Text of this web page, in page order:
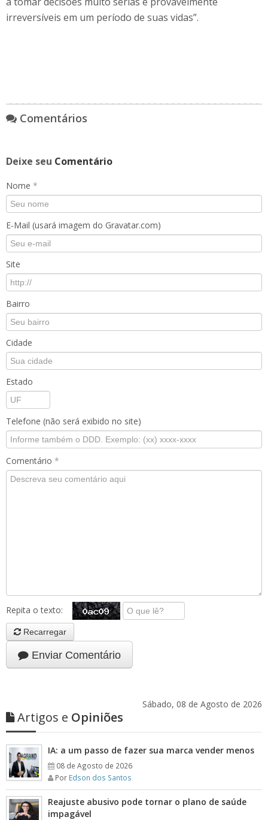
irreversíveis em um período de suas vidas”.
Comentários
Deixe seu Comentário
Nome *
E-Mail (usará imagem do Gravatar.com)
Site
Bairro
Cidade
Estado
Telefone (não será exibido no site)
Comentário *
Repita o texto:
Recarregar
Enviar Comentário
Sábado, 08 de Agosto de 2026
Artigos e Opiniões
IA: a um passo de fazer sua marca vender menos
08 de Agosto de 2026
Por Edson dos Santos
Reajuste abusivo pode tornar o plano de saúde
impagável